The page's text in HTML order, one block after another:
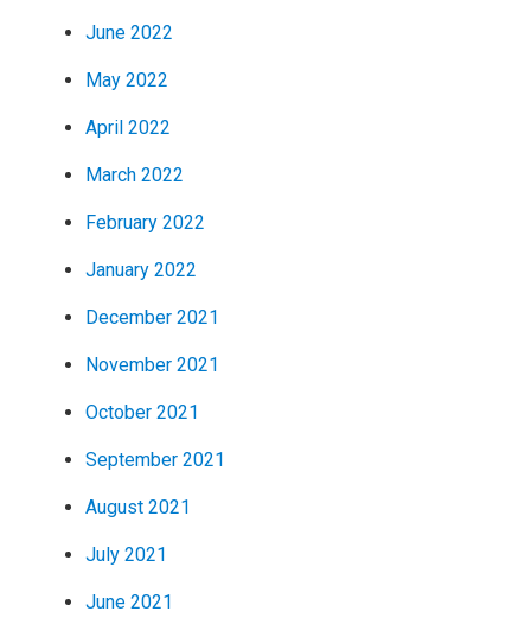
June 2022
May 2022
April 2022
March 2022
February 2022
January 2022
December 2021
November 2021
October 2021
September 2021
August 2021
July 2021
June 2021